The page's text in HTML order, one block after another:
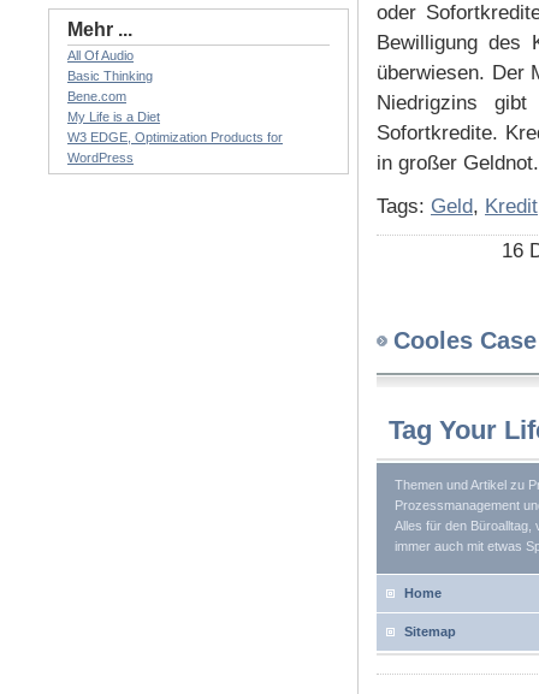
oder
Bewilligung des
überwiesen. Der
Niedrigzins
Sofortkredite.
in großer
Tags: Geld, Kredit
16
Cooles
Mehr ...
All Of Audio
Basic Thinking
Bene.com
My Life is a Diet
W3 EDGE, Optimization Products for
WordPress